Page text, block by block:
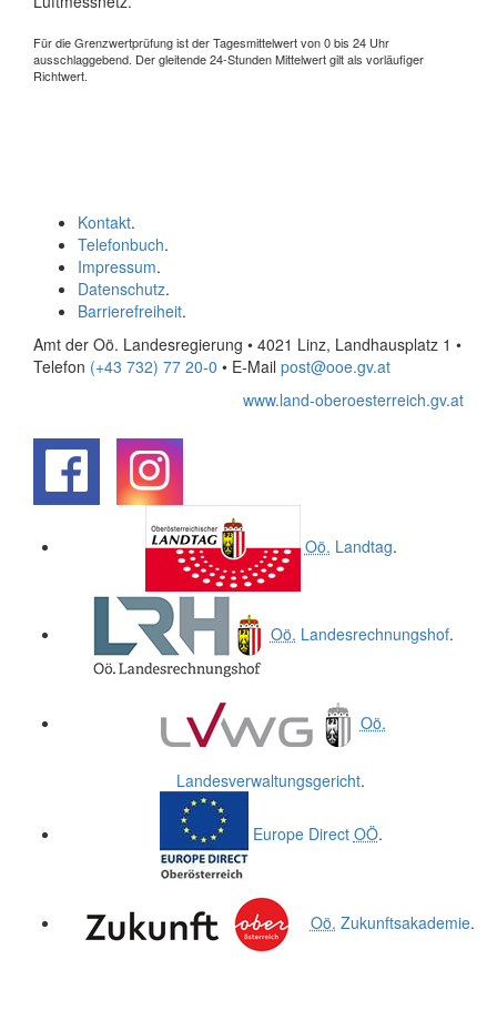
Für die Grenzwertprüfung ist der Tagesmittelwert von 0 bis 24 Uhr
ausschlaggebend. Der gleitende 24-Stunden Mittelwert gilt als vorläufiger
Richtwert.
Kontakt.
Telefonbuch.
Impressum.
Datenschutz.
Barrierefreiheit.
Amt der Oö. Landesregierung • 4021 Linz, Landhausplatz 1 •
Telefon (+43 732) 77 20-0 • E-Mail post@ooe.gv.at
www.land-oberoesterreich.gv.at
Oö. Landtag.
Oö. Landesrechnungshof.
Oö.
Landesverwaltungsgericht.
Europe Direct OÖ.
Oö. Zukunftsakademie.